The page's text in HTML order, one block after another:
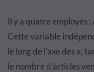
Il y a quatre employés
Cette variable
le long de l'axe des x,
le nombre d'articles